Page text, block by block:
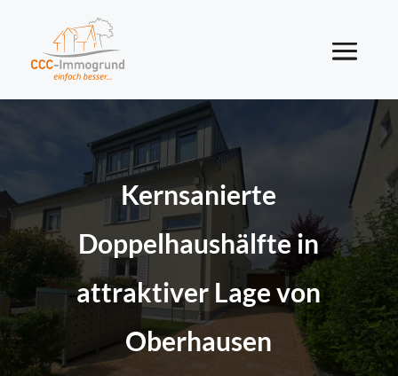
Kernsanierte
Doppelhaushälfte in
attraktiver Lage von
Oberhausen